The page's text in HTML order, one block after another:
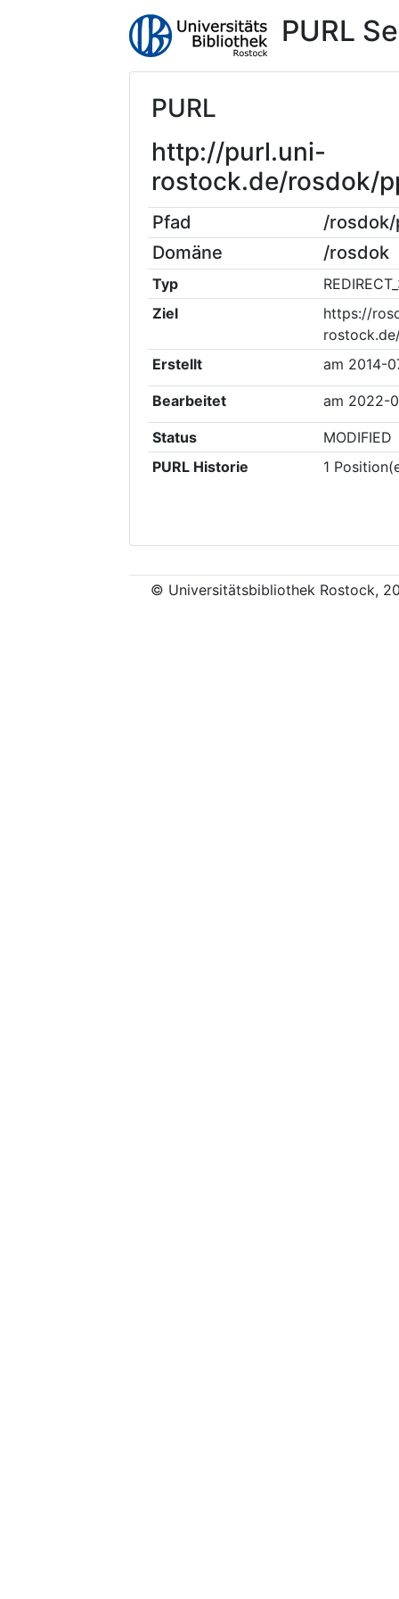
PURL
PURL
http://purl.uni-
rostock.de/rosdok/
Pfad
/
Domäne
/rosdok
Typ
Ziel
https://
Erstellt
am 2014-
Bearbeitet am 2022-
Status
MODIFIED
PURL Historie
1
© Universitätsbibliothek Rostock,